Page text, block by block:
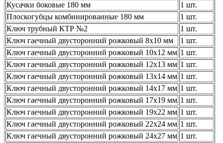
Кусачки боковые 180 мм
1 шт.
Плоскогубцы комбинированные 180 мм
1 шт.
Ключ трубный КТР №2
1 шт.
Ключ гаечный двусторонний рожковый 8x10 мм
1 шт.
Ключ гаечный двусторонний рожковый 10x12 мм 1 шт.
Ключ гаечный двусторонний рожковый 12х13 мм 1 шт.
Ключ гаечный двусторонний рожковый 13x14 мм 1 шт.
Ключ гаечный двусторонний рожковый 14х17 мм 1 шт.
Ключ гаечный двусторонний рожковый 17x19 мм 1 шт.
Ключ гаечный двусторонний рожковый 19х22 мм 1 шт.
Ключ гаечный двусторонний рожковый 22х24 мм 1 шт.
Ключ гаечный двусторонний рожковый 24х27 мм 1 шт.